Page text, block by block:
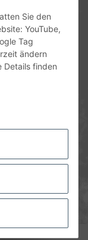
Sie den
YouTube,
Tag
ändern
Details finden
Versandund ggf.
angegeben.